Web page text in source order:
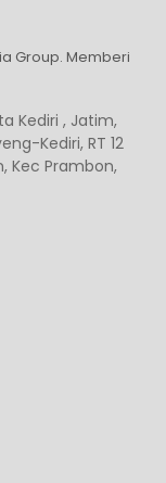
Group. Memberi
Kediri , Jatim,
Kediri, RT 12
Kec Prambon,